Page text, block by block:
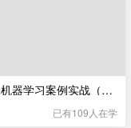
Python机器学习案例实战（体验课）
已有109人在学